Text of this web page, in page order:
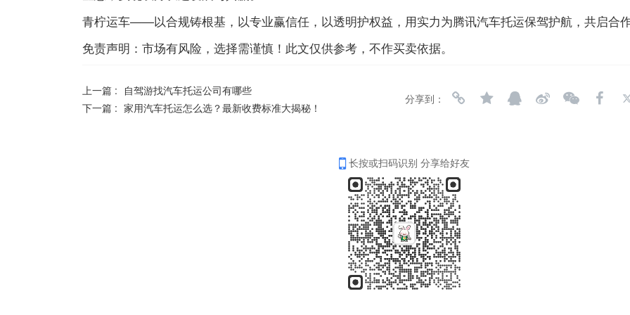
青柠运车——以合规铸根基，以专业赢信任，以透明护权益，用实力为腾讯汽车托运保驾护航，共启合
免责声明：市场有风险，选择需谨慎！此文仅供参考，不作买卖依据。
上一篇 : 自驾游找汽车托运公司有哪些
下一篇 : 家用汽车托运怎么选？最新收费标准大揭秘！
分享到：
长按或扫码识别 分享给好友